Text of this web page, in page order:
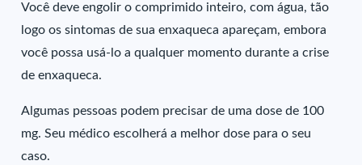
Você deve engolir o comprimido inteiro, com água, tão
logo os sintomas de sua enxaqueca apareçam, embora
você possa usá-lo a qualquer momento durante a crise
de enxaqueca.
Algumas pessoas podem precisar de uma dose de 100
mg. Seu médico escolherá a melhor dose para o seu
caso.